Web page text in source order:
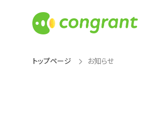
トップページ お知らせ